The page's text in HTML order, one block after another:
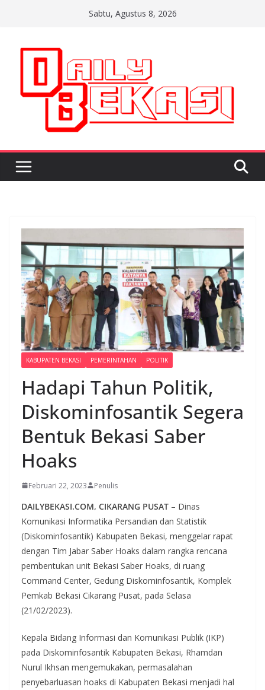
Sabtu, Agustus 8, 2026
KABUPATEN BEKASI PEMERINTAHAN POLITIK
Hadapi Tahun Politik,
Diskominfosantik Segera
Bentuk Bekasi Saber
Hoaks
Februari 22, 2023 Penulis
DAILYBEKASI.COM, CIKARANG PUSAT – Dinas
Komunikasi Informatika Persandian dan Statistik
(Diskominfosantik) Kabupaten Bekasi, menggelar rapat
dengan Tim Jabar Saber Hoaks dalam rangka rencana
pembentukan unit Bekasi Saber Hoaks, di ruang
Command Center, Gedung Diskominfosantik, Komplek
Pemkab Bekasi Cikarang Pusat, pada Selasa
(21/02/2023).
Kepala Bidang Informasi dan Komunikasi Publik (IKP)
pada Diskominfosantik Kabupaten Bekasi, Rhamdan
Nurul Ikhsan mengemukakan, permasalahan
penyebarluasan hoaks di Kabupaten Bekasi menjadi hal